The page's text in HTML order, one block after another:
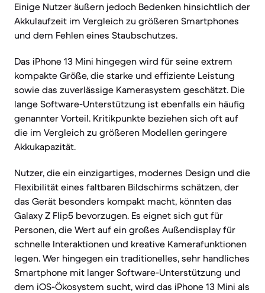
Einige Nutzer äußern jedoch Bedenken hinsichtlich der
Akkulaufzeit im Vergleich zu größeren Smartphones
und dem Fehlen eines Staubschutzes.
Das iPhone 13 Mini hingegen wird für seine extrem
kompakte Größe, die starke und effiziente Leistung
sowie das zuverlässige Kamerasystem geschätzt. Die
lange Software-Unterstützung ist ebenfalls ein häufig
genannter Vorteil. Kritikpunkte beziehen sich oft auf
die im Vergleich zu größeren Modellen geringere
Akkukapazität.
Nutzer, die ein einzigartiges, modernes Design und die
Flexibilität eines faltbaren Bildschirms schätzen, der
das Gerät besonders kompakt macht, könnten das
Galaxy Z Flip5 bevorzugen. Es eignet sich gut für
Personen, die Wert auf ein großes Außendisplay für
schnelle Interaktionen und kreative Kamerafunktionen
legen. Wer hingegen ein traditionelles, sehr handliches
Smartphone mit langer Software-Unterstützung und
dem iOS-Ökosystem sucht, wird das iPhone 13 Mini als